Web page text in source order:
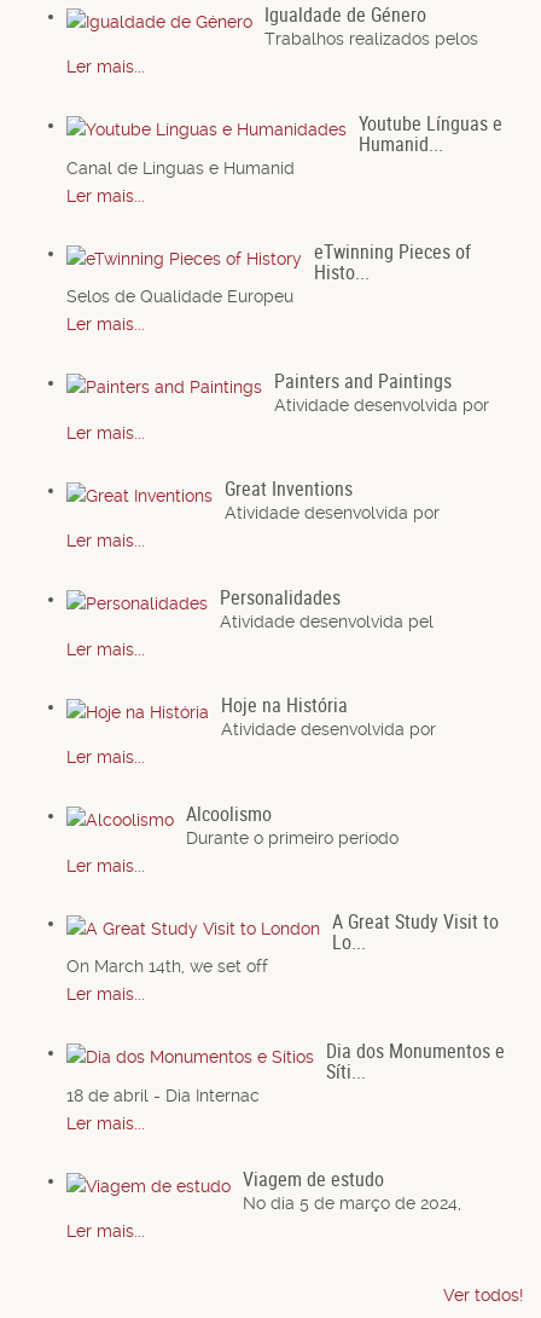
Igualdade de Género
Trabalhos realizados pelos
Ler mais...
Youtube Línguas e
Humanid...
Canal de Línguas e Humanid
Ler mais...
eTwinning Pieces of
Histo...
Selos de Qualidade Europeu
Ler mais...
Painters and Paintings
Atividade desenvolvida por
Ler mais...
Great Inventions
Atividade desenvolvida por
Ler mais...
Personalidades
Atividade desenvolvida pel
Ler mais...
Hoje na História
Atividade desenvolvida por
Ler mais...
Alcoolismo
Durante o primeiro período
Ler mais...
A Great Study Visit to
Lo...
On March 14th, we set off
Ler mais...
Dia dos Monumentos e
Síti...
18 de abril - Dia Internac
Ler mais...
Viagem de estudo
No dia 5 de março de 2024,
Ler mais...
Ver todos!